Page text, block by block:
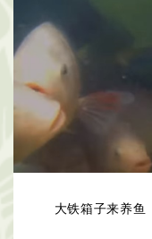
大铁箱子来养鱼